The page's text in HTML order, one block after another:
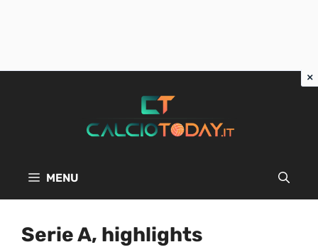
MENU
Serie A, highlights